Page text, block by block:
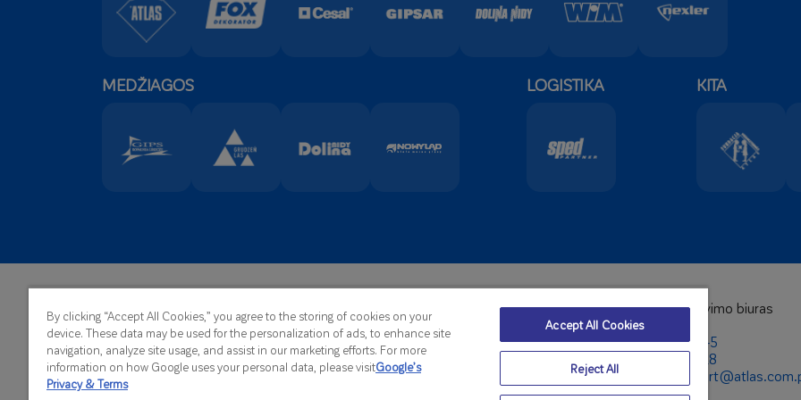
MEDŽIAGOS LOGISTIKA KITA
ATLAS Sp. z o.o.
Kilińskiego 2
91-421 Łódź
Centrinė būstinė:
Telefonas:+48 42 631 88 00
Faksas:+48 42 631 88 88
El-paštas:atlas@atlas.com.pl
Užsienio pardavimo biuras
Telefonas:
+48 42 631 87 45
+48 42 631 88 18
El-paštas:
By clicking “Accept All Cookies,” you agree to the storing of cookies on your
device. These data may be used for the personalization of ads, to enhance site
navigation, analyze site usage, and assist in our marketing efforts. For more
information on how Google uses your personal data, please visitGoogle’s
Privacy & Terms
Accept All Cookies
Reject All